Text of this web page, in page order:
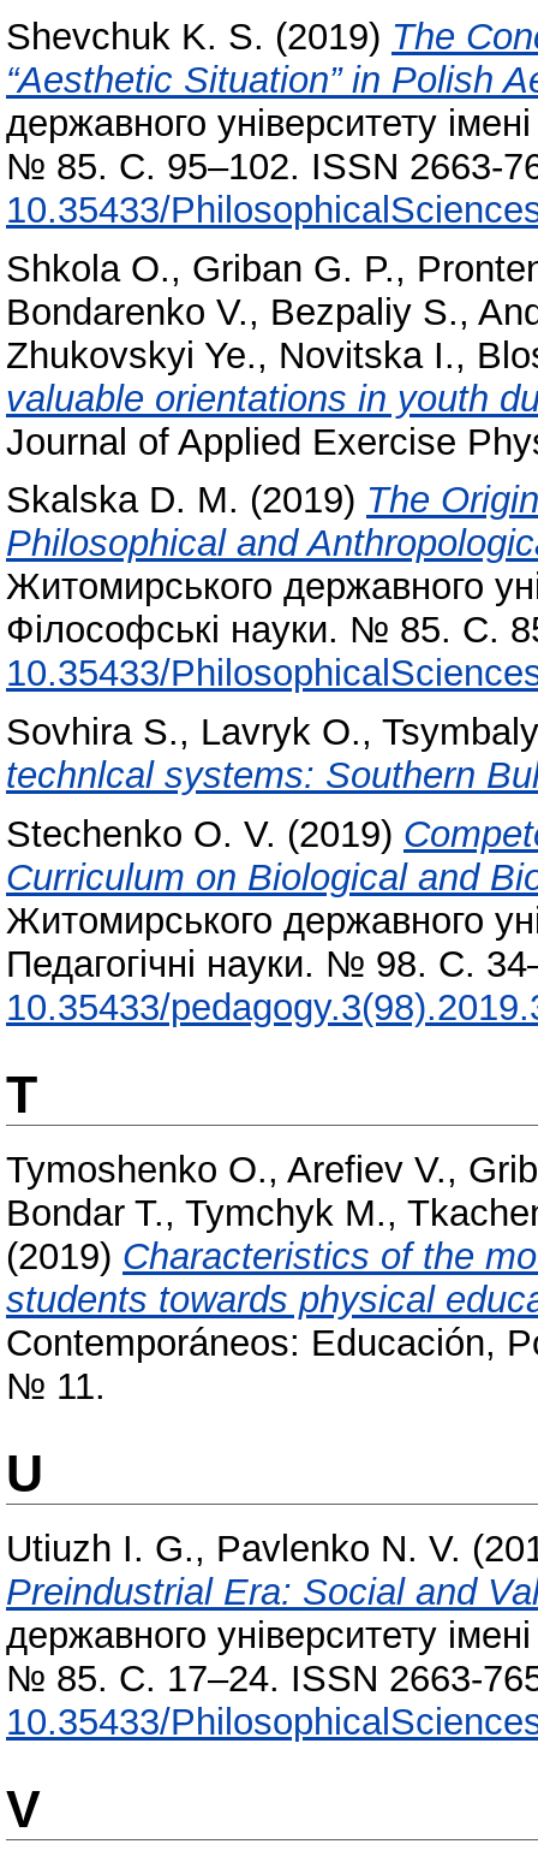
Shevchuk K. S. (2019) The
“Aesthetic Situation” in Polish
державного університету
№ 85. С. 95–102. ISSN 2663-
10.35433/
Shkola O., Griban G. P.,
Bondarenko V., Bezpaliy S.,
Zhukovskyi Ye., Novitska I.,
valuable orientations in youth
Journal of Applied Exercise
Skalska D. M. (2019) The
Philosophical and
Житомирського державного
Філософські науки. № 85. С.
10.35433/
Sovhira S., Lavryk O.,
technlcal systems: Southern
Stechenko O. V. (2019)
Curriculum on Biological and
Житомирського державного
Педагогічні науки. № 98. С.
10.35433/
T
Tymoshenko O., Arefiev V.,
Bondar T., Tymchyk M.,
(2019) Characteristics of the
students towards physical
Contemporáneos: Educación,
№ 11.
U
Utiuzh I. G., Pavlenko N. V.
Preindustrial Era: Social and
державного університету
№ 85. С. 17–24. ISSN 2663-
10.35433/
V